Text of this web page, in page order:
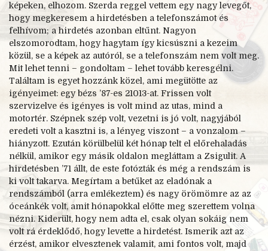
képeken, elhozom. Szerda reggel vettem egy nagy levegőt,
hogy megkeresem a hirdetésben a telefonszámot és
felhívom; a hirdetés azonban eltűnt. Nagyon
elszomorodtam, hogy hagytam így kicsúszni a kezeim
közül, se a képek az autóról, se a telefonszám nem volt meg.
Mit lehet tenni – gondoltam – lehet tovább keresgélni.
Találtam is egyet hozzánk közel, ami megütötte az
igényeimet: egy bézs ’87-es 21013-at. Frissen volt
szervizelve és igényes is volt mind az utas, mind a
motortér. Szépnek szép volt, vezetni is jó volt, nagyjából
eredeti volt a kasztni is, a lényeg viszont – a vonzalom –
hiányzott. Ezután körülbelül két hónap telt el előrehaladás
nélkül, amikor egy másik oldalon megláttam a Zsigulit. A
hirdetésben ’71 állt, de este fotózták és még a rendszám is
ki volt takarva. Megírtam a betűket az eladónak a
rendszámból (arra emlékeztem) és nagy örömömre az az
óceánkék volt, amit hónapokkal előtte meg szerettem volna
nézni. Kiderült, hogy nem adta el, csak olyan sokáig nem
volt rá érdeklődő, hogy levette a hirdetést. Ismerik azt az
érzést, amikor elvesztenek valamit, ami fontos volt, majd